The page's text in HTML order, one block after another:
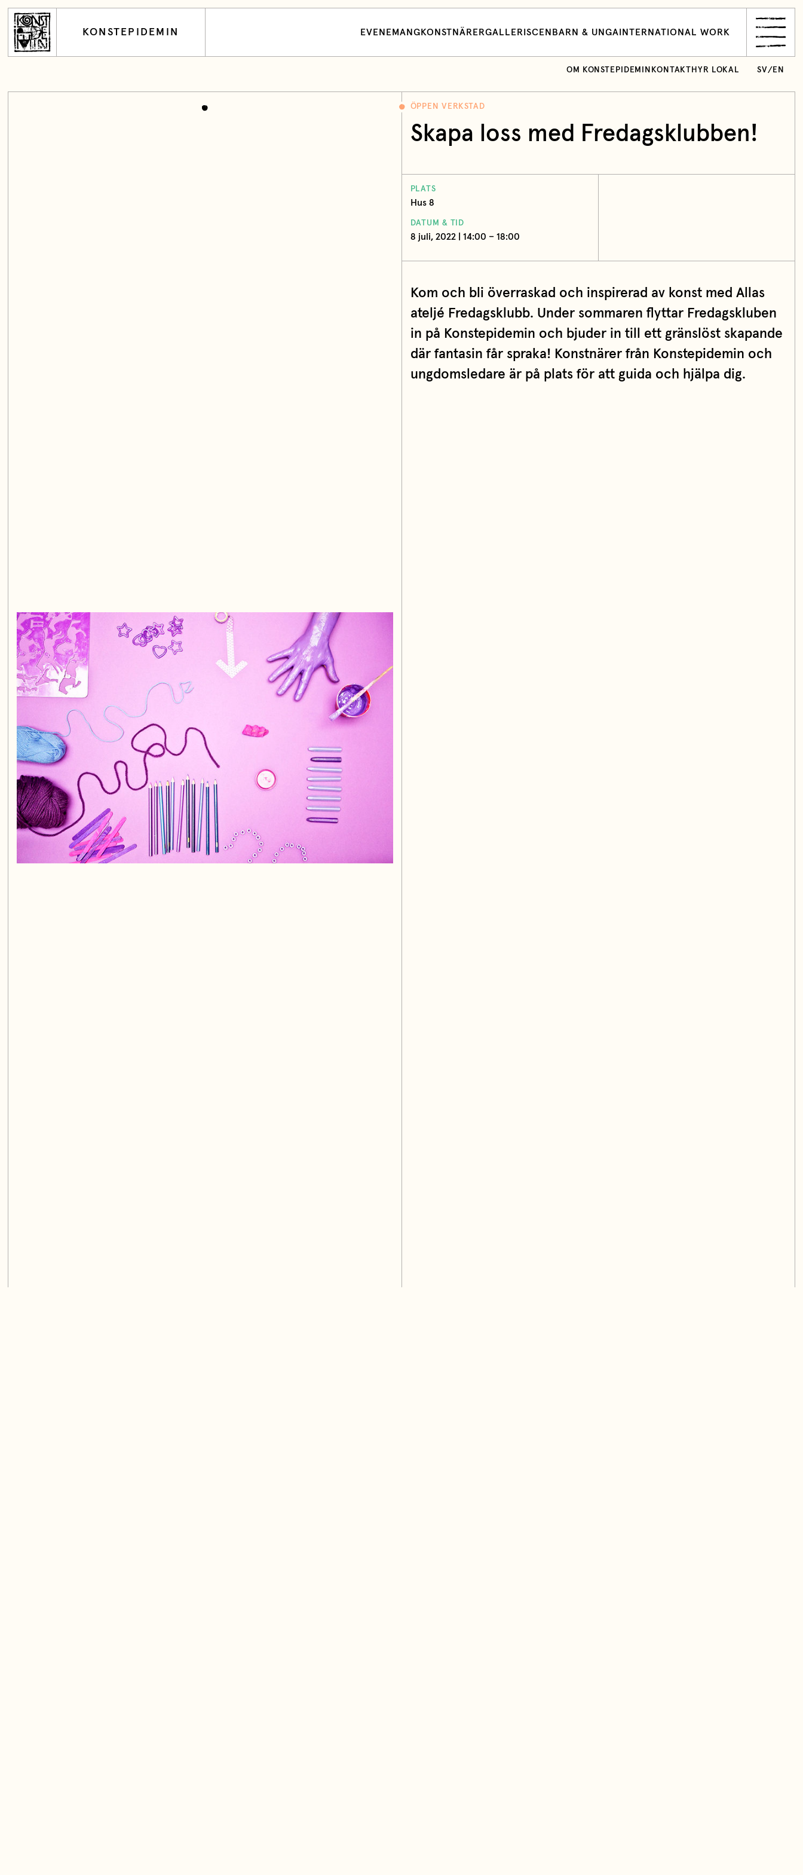
KONSTEPIDEMIN EVENEMANG KONSTNÄRERGALLERI SCEN BARN & UNGA INTERNATIONAL WORK
OM KONSTEPIDEMIN KONTAKT HYR LOKAL SV/ EN
ÖPPEN VERKSTAD
Skapa loss med Fredagsklubben!
PLATS
Hus 8
DATUM & TID
8 juli, 2022 | 14:00 – 18:00
Kom och bli överraskad och inspirerad av konst med Allas
ateljé Fredagsklubb. Under sommaren flyttar Fredagskluben
in på Konstepidemin och bjuder in till ett gränslöst skapande
där fantasin får spraka! Konstnärer från Konstepidemin och
ungdomsledare är på plats för att guida och hjälpa dig.